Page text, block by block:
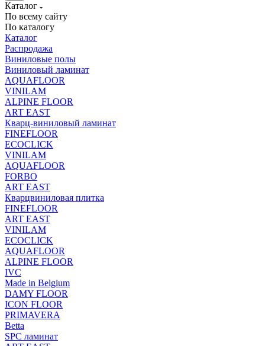
Каталог
По всему сайту
По каталогу
Каталог
Распродажа
Виниловые полы
Виниловый ламинат
AQUAFLOOR
VINILAM
ALPINE FLOOR
ART EAST
Кварц-виниловый ламинат
FINEFLOOR
ECOCLICK
VINILAM
AQUAFLOOR
FORBO
ART EAST
Кварцвиниловая плитка
FINEFLOOR
ART EAST
VINILAM
ECOCLICK
AQUAFLOOR
ALPINE FLOOR
IVC
Made in Belgium
DAMY FLOOR
ICON FLOOR
PRIMAVERA
Betta
SPC ламинат